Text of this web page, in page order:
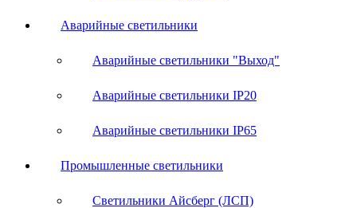
Аварийные светильники
Аварийные светильники "Выход"
Аварийные светильники IP20
Аварийные светильники IP65
Промышленные светильники
Светильники Айсберг (ЛСП)